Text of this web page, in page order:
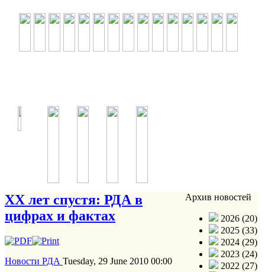
ХХ лет спустя: РДА в
цифрах и фактах
Новости РДА Tuesday, 29 June 2010 00:00
Архив новостей
2026 (20)
2025 (33)
2024 (29)
2023 (24)
2022 (27)